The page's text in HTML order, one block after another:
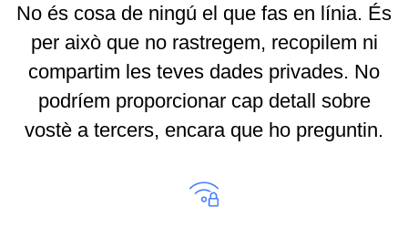
No és cosa de ningú el que fas en línia. És
per això que no rastregem, recopilem ni
compartim les teves dades privades. No
podríem proporcionar cap detall sobre
vostè a tercers, encara que ho preguntin.